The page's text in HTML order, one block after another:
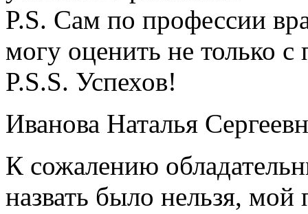
P.S. Сам по профессии
могу оценить не только с
P.S.S. Успехов!
Иванова Наталья
К сожалению
назвать было нельзя,